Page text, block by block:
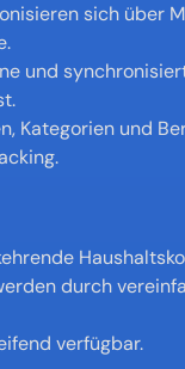
sich über
und
Kategorien und
durch
verfügbar.